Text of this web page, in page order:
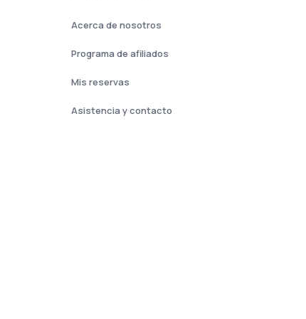
Acerca de nosotros
Programa de afiliados
Mis reservas
Asistencia y contacto